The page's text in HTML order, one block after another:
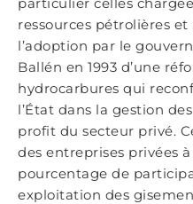
ressources pétrolières
l’adoption par le
Ballén en 1993 d’une
hydrocarbures qui
l’État dans la gestion
profit du secteur privé.
des entreprises privées
pourcentage de
exploitation des